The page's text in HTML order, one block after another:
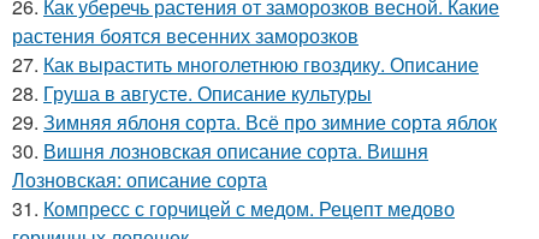
26. Как уберечь растения от заморозков весной. Какие
растения боятся весенних заморозков
27. Как вырастить многолетнюю гвоздику. Описание
28. Груша в августе. Описание культуры
29. Зимняя яблоня сорта. Всё про зимние сорта яблок
30. Вишня лозновская описание сорта. Вишня
Лозновская: описание сорта
31. Компресс с горчицей с медом. Рецепт медово